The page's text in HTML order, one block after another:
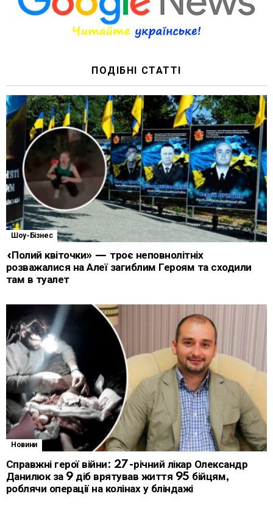
ПОДІБНІ СТАТТІ
Шоу-Бізнес
«Полий квіточки» — троє неповнолітніх
розважалися на Алеї загиблим Героям та сходили
там в туалет
Новини
Справжні герої війни: 27-річний лікар Олександр
Данилюк за 9 діб врятував життя 95 бійцям,
роблячи операції на колінах у бліндажі